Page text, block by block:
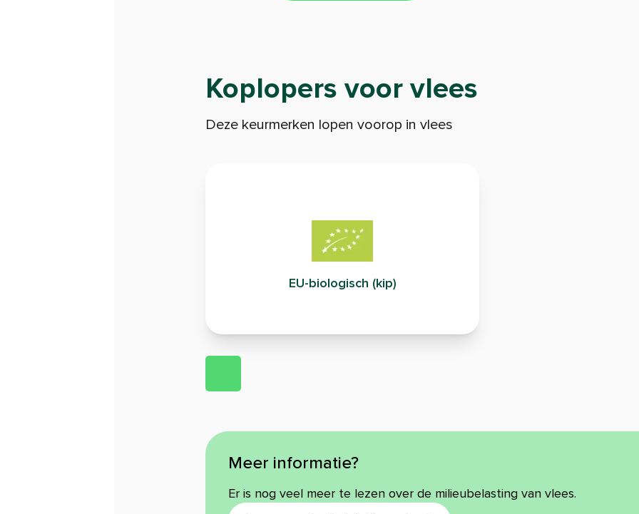
Koplopers voor vlees
Deze keurmerken lopen voorop in vlees
EU-biologisch (kip)
Meer informatie?
Er is nog veel meer te lezen over de milieubelasting van vlees.